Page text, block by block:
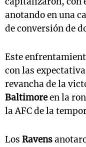
anotando en una
de conversión de
Este
con las
revancha de la
Baltimoreen la
la AFC de la
Los Ravens